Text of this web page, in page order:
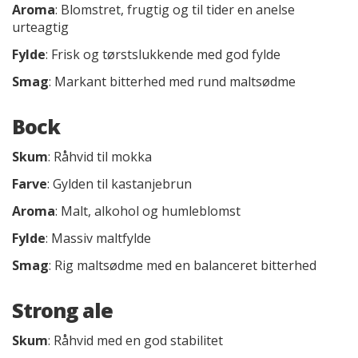
Aroma: Blomstret, frugtig og til tider en anelse
urteagtig
Fylde: Frisk og tørstslukkende med god fylde
Smag: Markant bitterhed med rund maltsødme
Bock
Skum: Råhvid til mokka
Farve: Gylden til kastanjebrun
Aroma: Malt, alkohol og humleblomst
Fylde: Massiv maltfylde
Smag: Rig maltsødme med en balanceret bitterhed
Strong ale
Skum: Råhvid med en god stabilitet